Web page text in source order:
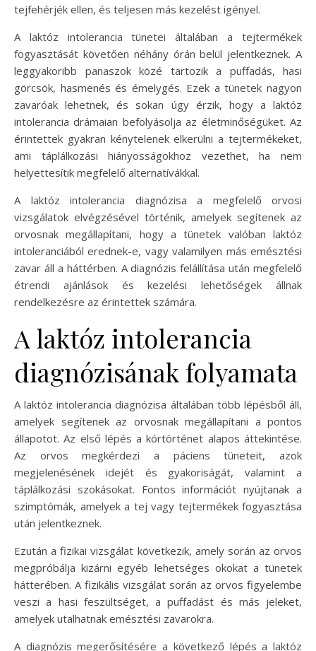
tejfehérjék ellen, és teljesen más kezelést igényel.
A laktóz intolerancia tünetei általában a tejtermékek
fogyasztását követően néhány órán belül jelentkeznek. A
leggyakoribb panaszok közé tartozik a puffadás, hasi
görcsök, hasmenés és émelygés. Ezek a tünetek nagyon
zavaróak lehetnek, és sokan úgy érzik, hogy a laktóz
intolerancia drámaian befolyásolja az életminőségüket. Az
érintettek gyakran kénytelenek elkerülni a tejtermékeket,
ami táplálkozási hiányosságokhoz vezethet, ha nem
helyettesítik megfelelő alternatívákkal.
A laktóz intolerancia diagnózisa a megfelelő orvosi
vizsgálatok elvégzésével történik, amelyek segítenek az
orvosnak megállapítani, hogy a tünetek valóban laktóz
intoleranciából erednek-e, vagy valamilyen más emésztési
zavar áll a háttérben. A diagnózis felállítása után megfelelő
étrendi ajánlások és kezelési lehetőségek állnak
rendelkezésre az érintettek számára.
A laktóz intolerancia
diagnózisának folyamata
A laktóz intolerancia diagnózisa általában több lépésből áll,
amelyek segítenek az orvosnak megállapítani a pontos
állapotot. Az első lépés a kórtörténet alapos áttekintése.
Az orvos megkérdezi a páciens tüneteit, azok
megjelenésének idejét és gyakoriságát, valamint a
táplálkozási szokásokat. Fontos információt nyújtanak a
szimptómák, amelyek a tej vagy tejtermékek fogyasztása
után jelentkeznek.
Ezután a fizikai vizsgálat következik, amely során az orvos
megpróbálja kizárni egyéb lehetséges okokat a tünetek
hátterében. A fizikális vizsgálat során az orvos figyelembe
veszi a hasi feszültséget, a puffadást és más jeleket,
amelyek utalhatnak emésztési zavarokra.
A diagnózis megerősítésére a következő lépés a laktóz